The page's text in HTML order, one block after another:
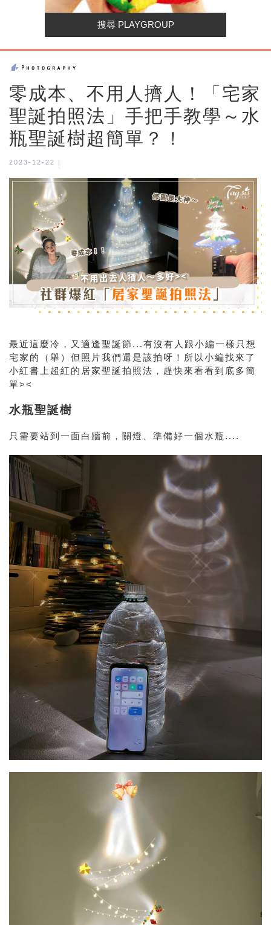
零成本、不用人擠人！「宅家
聖誕拍照法」手把手教學～水
瓶聖誕樹超簡單？！
2023-12-22 |
最近這麼冷，又適逢聖誕節...有沒有人跟小編一樣只想
宅家的（舉）但照片我們還是該拍呀！所以小編找來了
小紅書上超紅的居家聖誕拍照法，趕快來看看到底多簡
單><
水瓶聖誕樹
只需要站到一面白牆前，關燈、準備好一個水瓶....